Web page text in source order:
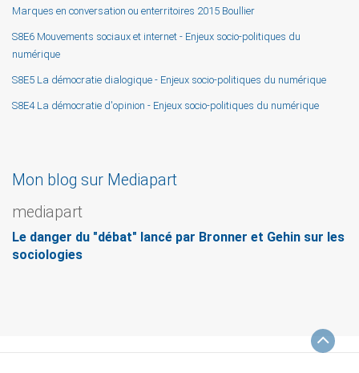
Marques en conversation ou enterritoires 2015 Boullier
S8E6 Mouvements sociaux et internet - Enjeux socio-politiques du
numérique
S8E5 La démocratie dialogique - Enjeux socio-politiques du numérique
S8E4 La démocratie d'opinion - Enjeux socio-politiques du numérique
Mon blog sur Mediapart
mediapart
Le danger du "débat" lancé par Bronner et Gehin sur les
sociologies